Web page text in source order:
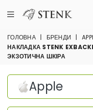
ГОЛОВНА | БРЕНДИ |
НАКЛАДКА STENK
ЭКЗОТИЧНА ШКІРА
Apple